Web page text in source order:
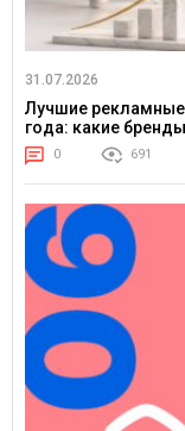
31.07.2026
Лучшие рекламные
года: какие
0 691